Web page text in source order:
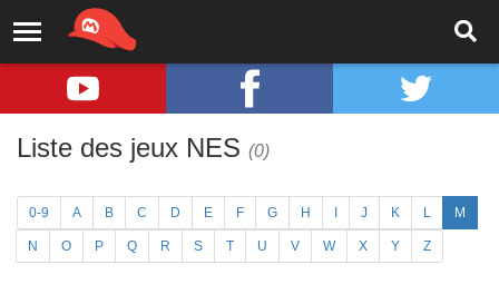
Liste des jeux NES (0)
0-9 A B C D E F G H J K L M
N O P Q R S T U V W X Y Z